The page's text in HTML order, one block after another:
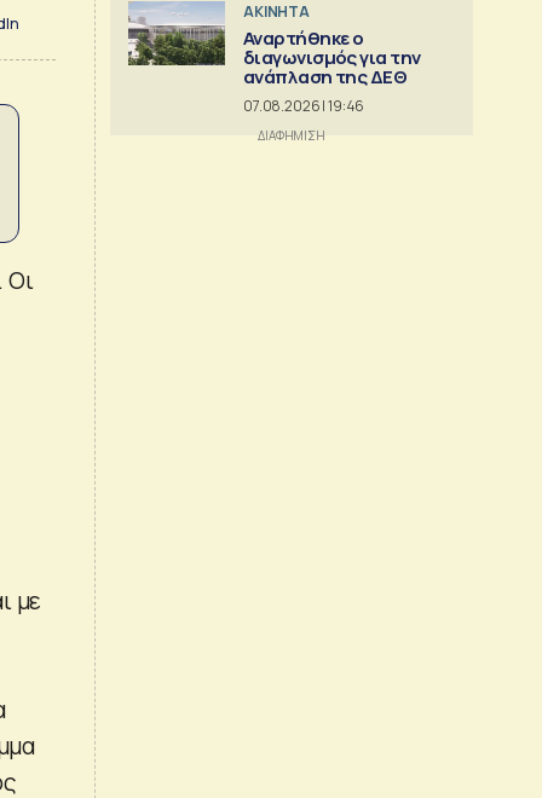
Οι
με
ΑΚΙΝΗΤΑ
Αναρτήθηκε ο
διαγωνισμός για την
ανάπλαση της ΔΕΘ
07.08.2026 | 19:46